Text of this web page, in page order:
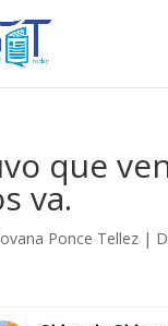
que
va.
Ponce Tellez |